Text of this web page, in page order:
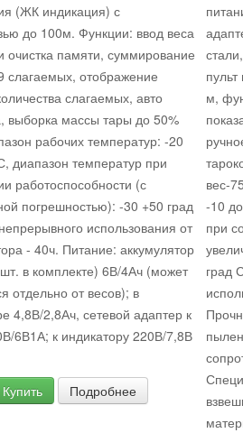
(ЖК индикация) с
до 100м. Функции: ввод веса
очистка памяти, суммирование
слагаемых, отображение
слагаемых, авто
выборка массы тары до 50%
рабочих температур: -20
диапазон температур при
работоспособности (с
погрешностью): -30 +50 град
использования от
- 40ч. Питание: аккумулятор
в комплекте) 6В/4Ач (может
отдельно от весов); в
4,8В/2,8Ач, сетевой адаптер к
6В1А; к индикатору 220В/7,8В
Купить
Подробнее
м,
вес-
-10
при
град